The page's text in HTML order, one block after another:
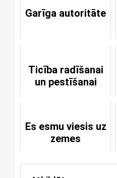
Garīga autoritāte
Ticība radīšanai
un pestīšanai
Es esmu viesis uz
zemes